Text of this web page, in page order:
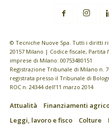
© Tecniche Nuove Spa. Tutti i diritti
20157 Milano | Codice fiscale, Partita
imprese di Milano: 00753480151
Registrazione Tribunale di Milano n.
registrata presso il Tribunale di
ROC n. 24344 dell’11 marzo 2014
Attualità Finanziamenti
Leggi, lavoro e fisco
Colture